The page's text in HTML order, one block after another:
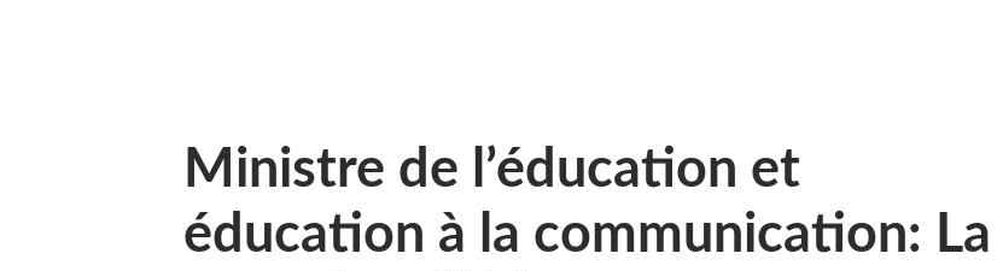
Ministre de l’éducation et
éducation à la communication: La